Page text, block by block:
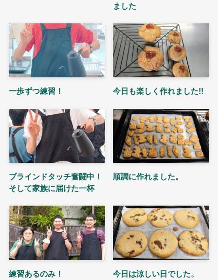
ました
一歩ずつ練習！ 今日も楽しく作れました!!
ブラインドタッチ奮闘中！
そして家族に届けた一杯
順調に作れました。
練習あるのみ！ 今日は涼しい日でした。